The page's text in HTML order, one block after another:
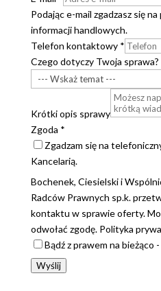
Podając e-mail zgadzasz się
informacji handlowych.
Telefon kontaktowy *
Czego dotyczy Twoja sprawa?
Krótki opis sprawy
Zgoda *
Zgadzam się na
Kancelarią.
Bochenek, Ciesielski i
Radców Prawnych sp.k.
kontaktu w sprawie oferty.
odwołać zgodę. Polityka
Bądź z prawem na bieżąco
Wyślij